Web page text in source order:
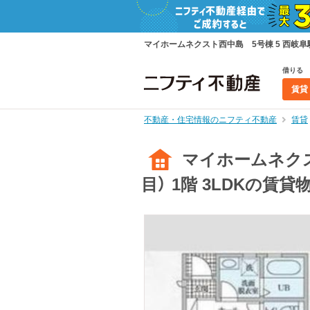
マイホームネクスト西中島 5号棟 5 西岐阜
借りる
賃貸
不動産・住宅情報のニフティ不動産 賃貸
マイホームネク
目） 1階 3LDKの賃貸